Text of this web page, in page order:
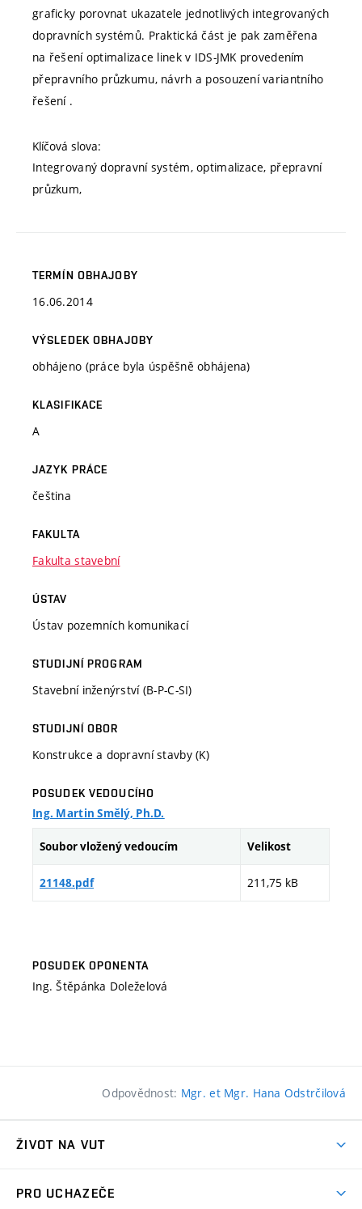
graficky porovnat ukazatele jednotlivých integrovaných
dopravních systémů. Praktická část je pak zaměřena
na řešení optimalizace linek v IDS-JMK provedením
přepravního průzkumu, návrh a posouzení variantního
řešení .
Klíčová slova:
Integrovaný dopravní systém, optimalizace, přepravní
průzkum,
TERMÍN OBHAJOBY
16.06.2014
VÝSLEDEK OBHAJOBY
obhájeno (práce byla úspěšně obhájena)
KLASIFIKACE
A
JAZYK PRÁCE
čeština
FAKULTA
Fakulta stavební
ÚSTAV
Ústav pozemních komunikací
STUDIJNÍ PROGRAM
Stavební inženýrství (B-P-C-SI)
STUDIJNÍ OBOR
Konstrukce a dopravní stavby (K)
POSUDEK VEDOUCÍHO
Ing. Martin Smělý, Ph.D.
Soubor vložený vedoucím Velikost
21148.pdf 211,75 kB
POSUDEK OPONENTA
Ing. Štěpánka Doleželová
Odpovědnost: Mgr. et Mgr. Hana Odstrčilová
ŽIVOT NA VUT
PRO UCHAZEČE